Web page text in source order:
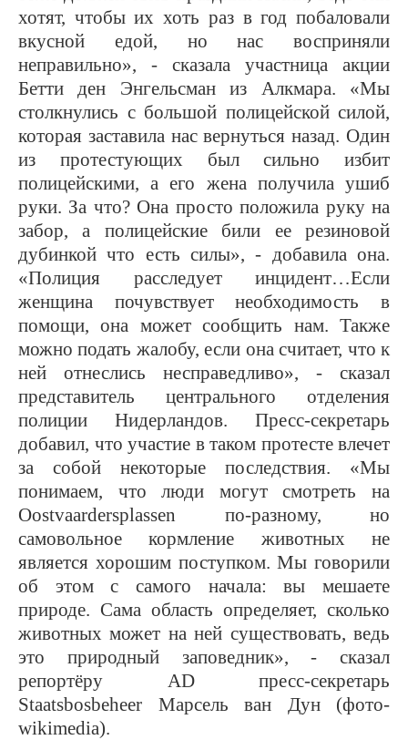
хотят, чтобы их хоть раз в год побаловали
вкусной едой, но нас восприняли
неправильно», - сказала участница акции
Бетти ден Энгельсман из Алкмара. «Мы
столкнулись с большой полицейской силой,
которая заставила нас вернуться назад. Один
из протестующих был сильно избит
полицейскими, а его жена получила ушиб
руки. За что? Она просто положила руку на
забор, а полицейские били ее резиновой
дубинкой что есть силы», - добавила она.
«Полиция расследует инцидент…Если
женщина почувствует необходимость в
помощи, она может сообщить нам. Также
можно подать жалобу, если она считает, что к
ней отнеслись несправедливо», - сказал
представитель центрального отделения
полиции Нидерландов. Пресс-секретарь
добавил, что участие в таком протесте влечет
за собой некоторые последствия. «Мы
понимаем, что люди могут смотреть на
Oostvaardersplassen по-разному, но
самовольное кормление животных не
является хорошим поступком. Мы говорили
об этом с самого начала: вы мешаете
природе. Сама область определяет, сколько
животных может на ней существовать, ведь
это природный заповедник», - сказал
репортёру ADпресс-секретарь
Staatsbosbeheer Марсель ван Дун (фото-
wikimedia).